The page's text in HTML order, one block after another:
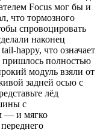
Focus мог бы и
что тормозного
спровоцировать
наконец
happy, что означает
пришлось полностью
модуль взяли от
задней осью с
лёд
с
— и мягко